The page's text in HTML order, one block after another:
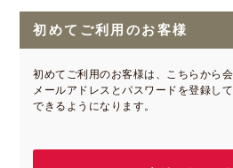
初めてご利用のお客様
初めてご利用のお客様は、こちらから
メールアドレスとパスワードを登録し
できるようになります。